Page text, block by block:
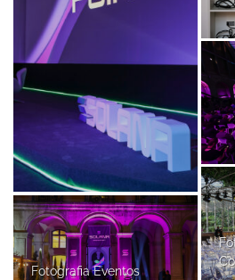
Fotografia Eventos